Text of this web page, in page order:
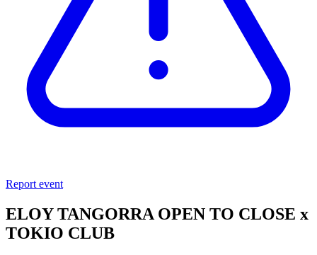
Report event
ELOY TANGORRA OPEN TO CLOSE x
TOKIO CLUB